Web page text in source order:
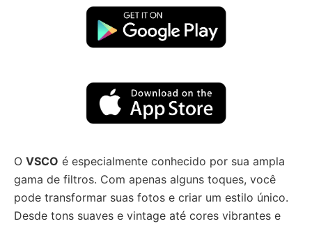
O VSCO é especialmente conhecido por sua ampla
gama de filtros. Com apenas alguns toques, você
pode transformar suas fotos e criar um estilo único.
Desde tons suaves e vintage até cores vibrantes e